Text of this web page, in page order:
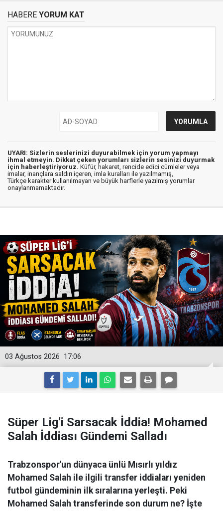
HABERE YORUM KAT
UYARI: Sizlerin seslerinizi duyurabilmek için yorum yapmayı
ihmal etmeyin. Dikkat çeken yorumları sizlerin sesinizi duyurmak
için haberleştiriyoruz. Küfür, hakaret, rencide edici cümleler veya
imalar, inançlara saldırı içeren, imla kuralları ile yazılmamış,
Türkçe karakter kullanılmayan ve büyük harflerle yazılmış yorumlar
onaylanmamaktadır.
17:06
03 Ağustos 2026
Süper Lig'i Sarsacak İddia! Mohamed
Salah İddiası Gündemi Salladı
Trabzonspor'un dünyaca ünlü Mısırlı yıldız
Mohamed Salah ile ilgili transfer iddiaları yeniden
futbol gündeminin ilk sıralarına yerleşti. Peki
Mohamed Salah transferinde son durum ne? İşte